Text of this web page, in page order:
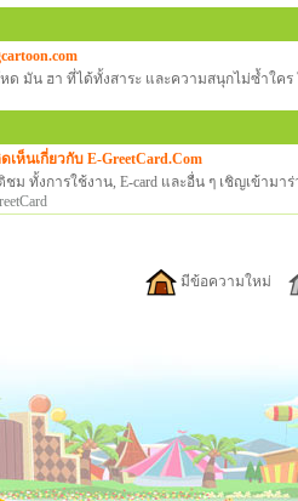
ด มัน ฮา ที่ได้ทั้งสาระ และความสนุกไม่ซ้ำใคร
ห็นเกี่ยวกับ E-GreetCard.Com
ม ทั้งการใช้งาน, E-card และอื่น ๆ เชิญเข้าม
มีข้อความใหม่